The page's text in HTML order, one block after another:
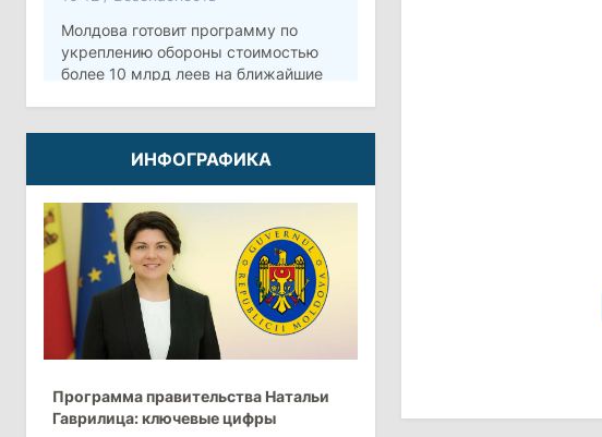
Молдова готовит программу по
укреплению обороны стоимостью
более 10 млрд леев на ближайшие
15:15 / Экономика
Молдова вошла в число
европейских стран с самой низкой
минимальной зарплатой
11:42
Политика
Центра по борьбе с
дезинформацией
ИНФОГРАФИКА
Программа правительства Натальи
Гаврилица: ключевые цифры